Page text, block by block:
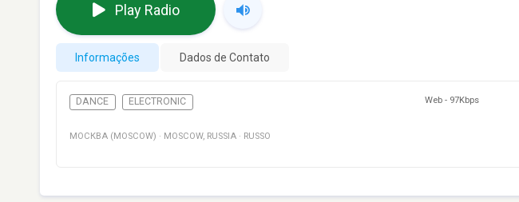
Play Radio
Informações Dados de Contato
DANCE ELECTRONIC Web - 97Kbps
МОСКВА (MOSCOW) · MOSCOW, RUSSIA · RUSSO